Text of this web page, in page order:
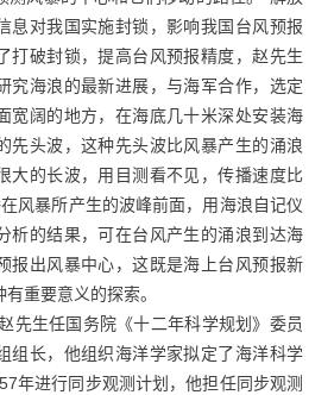
息对我国实施封锁，影响我国台风预报
打破封锁，提高台风预报精度，赵先生
究海浪的最新进展，与海军合作，选定
宽阔的地方，在海底几十米深处安装海
先头波，这种先头波比风暴产生的涌浪
大的长波，用目测看不见，传播速度比
风暴所产生的波峰前面，用海浪自记仪
析的结果，可在台风产生的涌浪到达海
报出风暴中心，这既是海上台风预报新
重要意义的探索。
生任国务院《十二年科学规划》委员
组长，他组织海洋学家拟定了海洋科学
年进行同步观测计划，他担任同步观测